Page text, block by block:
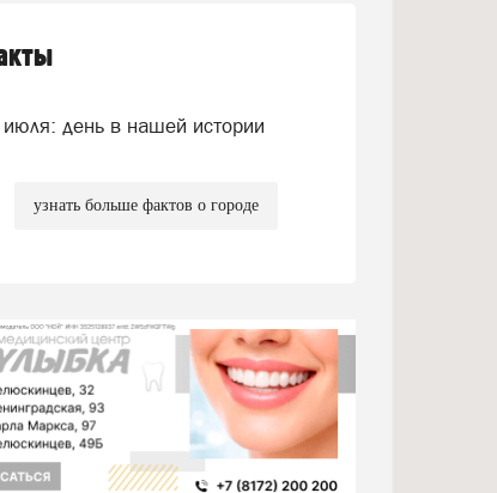
день в нашей истории
узнать больше фактов о городе